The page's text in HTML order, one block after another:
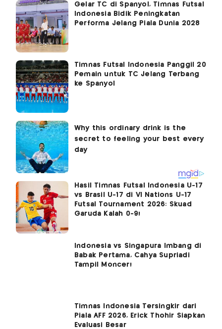
Gelar TC di Spanyol, Timnas Futsal
Indonesia Bidik Peningkatan
Performa Jelang Piala Dunia 2028
Timnas Futsal Indonesia Panggil 20
Pemain untuk TC Jelang Terbang
ke Spanyol
Hasil Timnas Futsal Indonesia U-17
vs Brasil U-17 di VI Nations U-17
Futsal Tournament 2026: Skuad
Garuda Kalah 0-9!
Indonesia vs Singapura Imbang di
Babak Pertama, Cahya Supriadi
Tampil Moncer!
Timnas Indonesia Tersingkir dari
Piala AFF 2026, Erick Thohir Siapkan
Evaluasi Besar